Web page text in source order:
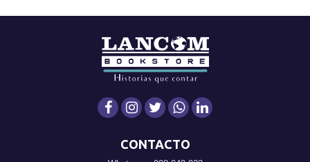
CONTACTO